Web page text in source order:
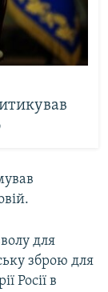
для
зброю для
Росії в